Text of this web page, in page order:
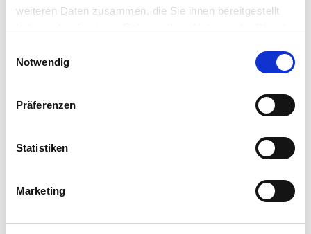
weiteren Daten zusammen, die Sie ihnen bereitgestellt
haben oder die sie im Rahmen Ihrer Nutzung der Dienste
Notwendig
Präferenzen
Statistiken
Marketing
Räder rollen, Propeller drehen sich, und bewegliche Teile funktionieren
Vorstellungsvermögen und Konzentrationsfähigkeit. Der Zusammenbau
erfolgt nach bebilderten Anleitungen, wodurch Kinder lernen,
detailgetreuen Modelle technisches Verständnis für Fahrzeuge, Flugzeuge
Die Serie umfasst verschiedene Themenbereiche von Baufahrzeugen über
Rennwagen bis hin zu Flugzeugen. Jedes Modell ist in etwa 15 bis 30
Aufmerksamkeitsspanne jüngerer Kinder. Nach getaner Arbeit steht einem